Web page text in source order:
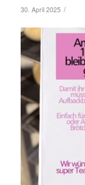
30. April 2025 /